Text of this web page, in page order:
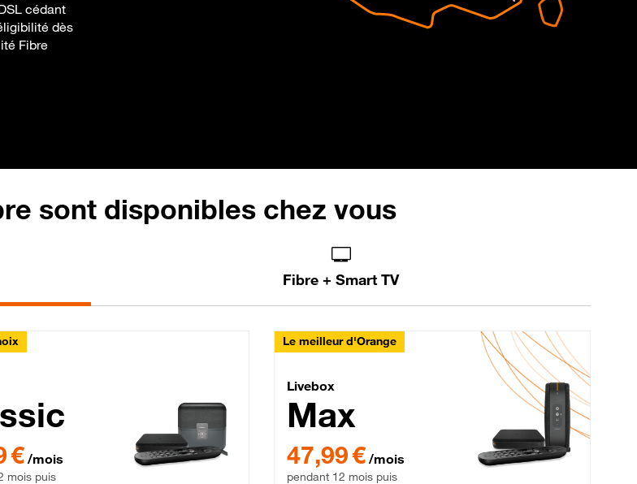
cédant
dès
Fibre
sont disponibles chez vous
Fibre + Smart TV
Classic Fibre
mois pendant 12 mois puis 42,99 € par mois, Engagement 12 mois
€/mois
mois puis
Le meilleur d'Orange
Livebox Max Fibre
Livebox
Max
47,99 € par mois pendant 12 mois puis 57,99 € par mois,
47,99 € /mois
pendant 12 mois puis